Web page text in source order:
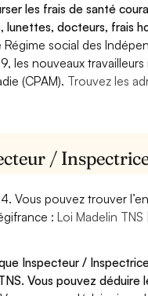
les frais de santé
lunettes, docteurs, frais
social des
les nouveaux
(CPAM). Trouvez les
/
Vous pouvez trouver
:Loi Madelin TNS
Inspecteur /
Vous pouvez déduire